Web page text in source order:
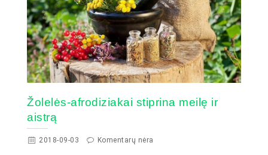
Žolelės-afrodiziakai stiprina meilę ir
aistrą
2018-09-03 Komentarų nėra